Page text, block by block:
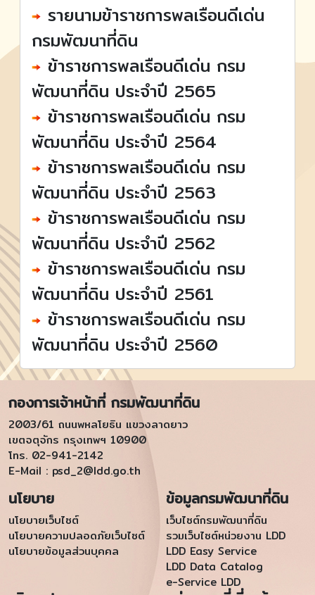
รายนามข้าราชการพลเรือนดีเด่น
กรมพัฒนาที่ดิน
ข้าราชการพลเรือนดีเด่น กรม
พัฒนาที่ดิน ประจำปี 2565
ข้าราชการพลเรือนดีเด่น กรม
พัฒนาที่ดิน ประจำปี 2564
ข้าราชการพลเรือนดีเด่น กรม
พัฒนาที่ดิน ประจำปี 2563
ข้าราชการพลเรือนดีเด่น กรม
พัฒนาที่ดิน ประจำปี 2562
ข้าราชการพลเรือนดีเด่น กรม
พัฒนาที่ดิน ประจำปี 2561
ข้าราชการพลเรือนดีเด่น กรม
พัฒนาที่ดิน ประจำปี 2560
กองการเจ้าหน้าที่ กรมพัฒนาที่ดิน
2003/61 ถนนพหลโยธิน แขวงลาดยาว
เขตจตุจักร กรุงเทพฯ 10900
โทร. 02-941-2142
E-Mail : psd_2@ldd.go.th
นโยบาย
นโยบายเว็บไซต์
นโยบายความปลอดภัยเว็บไซต์
นโยบายข้อมูลส่วนบุคคล
ข้อมูลกรมพัฒนาที่ดิน
เว็บไซต์กรมพัฒนาที่ดิน
รวมเว็บไซต์หน่วยงาน LDD
LDD Easy Service
LDD Data Catalog
e-Service LDD